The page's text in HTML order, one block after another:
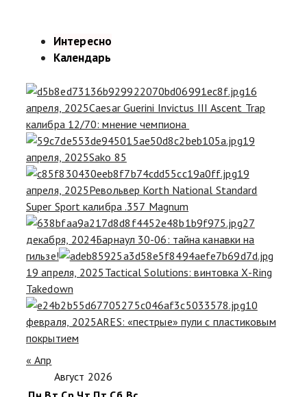
Интересно
Календарь
16
апреля, 2025Caesar Guerini Invictus III Ascent Trap
калибра 12/70: мнение чемпиона
19
апреля, 2025Sako 85
19
апреля, 2025Револьвер Korth National Standard
Super Sport калибра .357 Magnum
27
декабря, 2024Барнаул 30-06: тайна канавки на
гильзе!
19 апреля, 2025 Tactical Solutions: винтовка X-Ring
Takedown
10
февраля, 2025ARES: «пестрые» пули с пластиковым
покрытием
« Апр
Август 2026